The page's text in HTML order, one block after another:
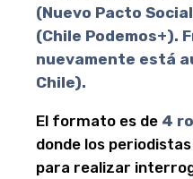
(Nuevo Pacto
(Chile Podemos+).
nuevamente está
Chile).
El formato es de 4
donde los
para realizar